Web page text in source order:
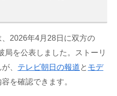
2026年4月28日に双方の
局を公表しました。ストーリ
、 テレビ朝日の報道 と モデ
を確認できます。